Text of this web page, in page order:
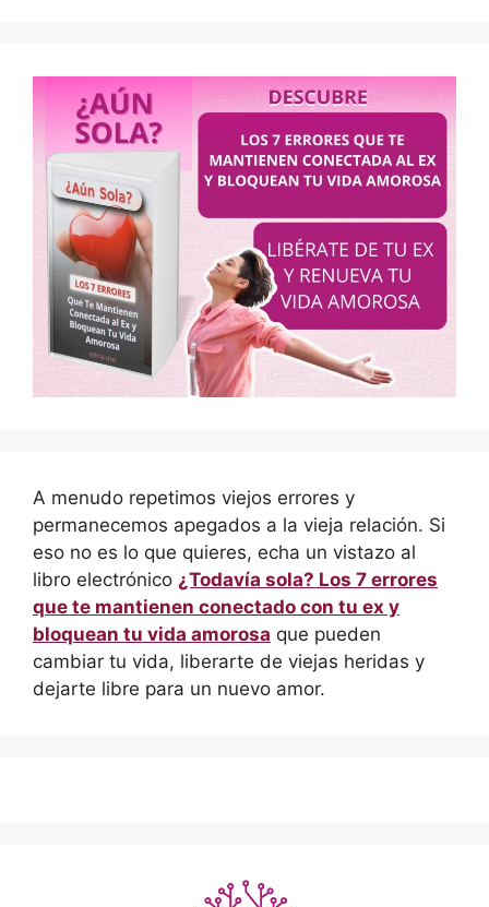
A menudo repetimos viejos errores y
permanecemos apegados a la vieja relación. Si
eso no es lo que quieres, echa un vistazo al
libro electrónico ¿Todavía sola? Los 7 errores
que te mantienen conectado con tu ex y
bloquean tu vida amorosa que pueden
cambiar tu vida, liberarte de viejas heridas y
dejarte libre para un nuevo amor.